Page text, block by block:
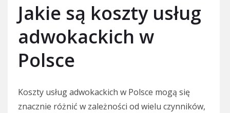
Jakie są koszty usług
adwokackich w
Polsce
Koszty usług adwokackich w Polsce mogą się
znacznie różnić w zależności od wielu czynników,